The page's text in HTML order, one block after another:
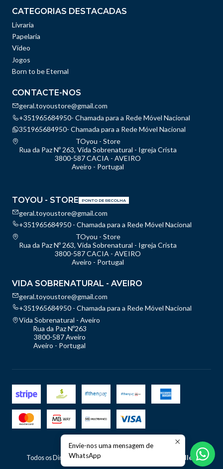
CATEGORIAS DESTACADAS
Livraria
Papelaria
Vídeo
Jogos
Born to be Eternal
CONTACTE-NOS
geral.toyoustore@gmail.com
+351965684950- Chamada para a Rede Móvel Nacional
351965684950- Chamada para a Rede Móvel Nacional
TOyou - Store
Rua da Paz Nº 263, Vida Sobrenatural - Igreja Crista
3800-587 CACIA - AVEIRO
Aveiro - Portugal
TOYOU - STORE PONTO DE RECOLHA
geral.toyoustore@gmail.com
+351965684950 - Chamada para a Rede Móvel Nacional
TOyou - Store
Rua da Paz Nº 263, Vida Sobrenatural - Igreja Crista
3800-587 CACIA - AVEIRO
Aveiro - Portugal
VIDA SOBRENATURAL - AVEIRO
geral.toyoustore@gmail.com
+351965684950 - Chamada para a Rede Móvel Nacional
Vida Sobrenatural - Aveiro
Rua da Paz Nº263
3800-587 Aveiro
Aveiro - Portugal
2026 TOyou - Store.
Todos os Direitos Reservados.
Com tecnologia Jumpseller .
Envie-nos uma mensagem de
WhatsApp